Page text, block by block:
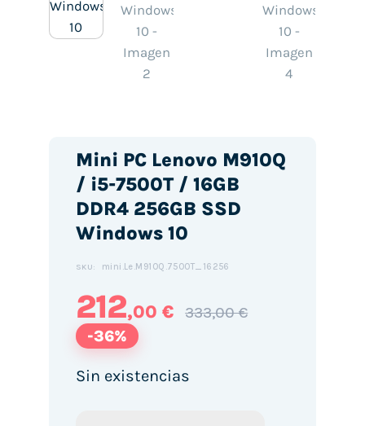
Mini PC Lenovo M910Q
/ i5-7500T / 16GB
DDR4 256GB SSD
Windows 10
SKU: mini.Le.M910Q.7500T_16256
212,00 € 333,00 €
-36%
Sin existencias